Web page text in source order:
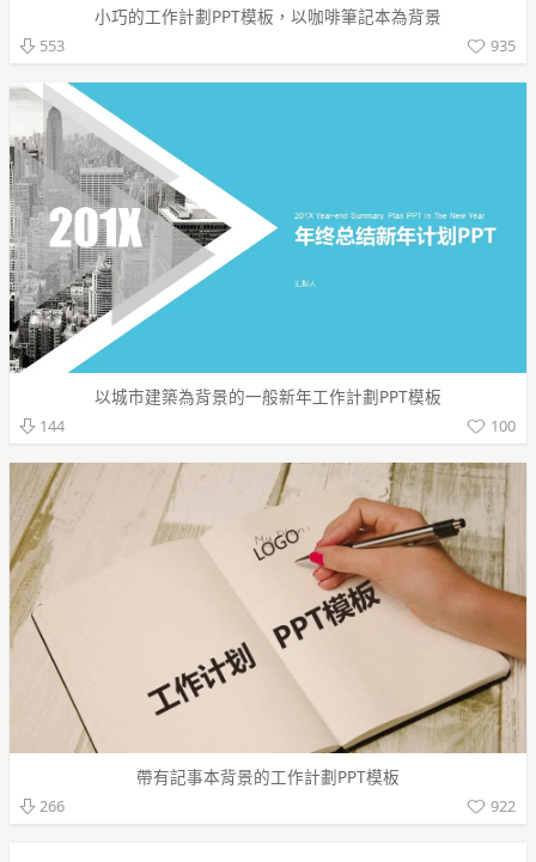
小巧的工作計劃PPT模板，以咖啡筆記本為背景
553 935
以城市建築為背景的一般新年工作計劃PPT模板
144 100
帶有記事本背景的工作計劃PPT模板
266 922